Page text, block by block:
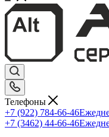
Телефоны
+7 (922) 784-66-46
+7 (3462) 44-66-46